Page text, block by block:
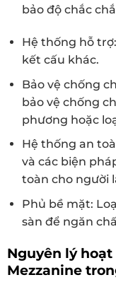
bảo độ chắc
Hệ thống hỗ
kết cấu khác.
Bảo vệ chống
bảo vệ chống
phương hoặc
Hệ thống an
và các biện
toàn cho người
Phủ bề mặt:
sàn để ngăn
Nguyên lý
Mezzanine